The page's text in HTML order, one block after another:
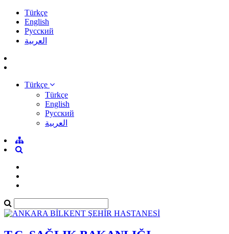
Türkçe
English
Pусский
العربية
Türkçe
Türkçe
English
Pусский
العربية